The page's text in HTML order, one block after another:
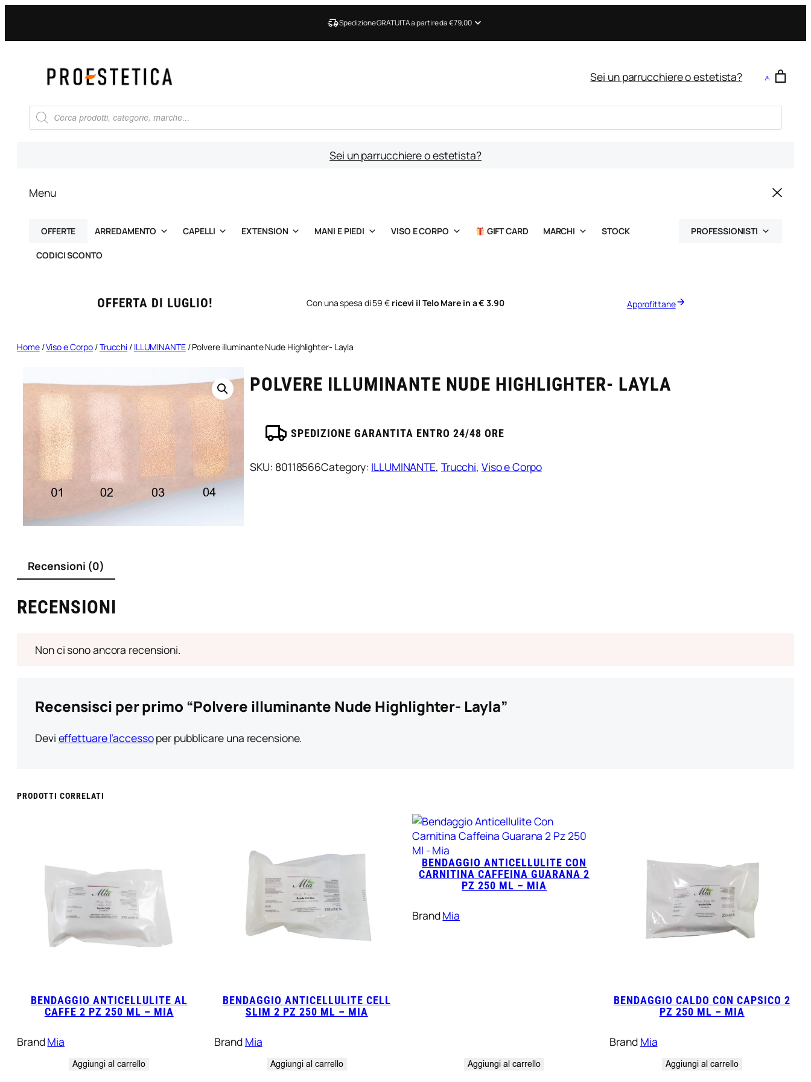
contenuto
Spedizione GRATUITA a partire da €79,00
Sei un parrucchiere o estetista?
Ricerca
prodotti
Sei un parrucchiere o estetista?
Menu
OFFERTE ARREDAMENTO CAPELLI EXTENSION MANI E PIEDI VISO E CORPO GIFT CARD MARCHI STOCK PROFESSIONISTI
CODICI SCONTO
OFFERTA DI LUGLIO! Con una spesa di 59 € ricevi il Telo Mare in a € 3.90 Approfittane
Home/Viso e Corpo /Trucchi / ILLUMINANTE/ Polvere illuminante Nude Highlighter- Layla
POLVERE ILLUMINANTE NUDE HIGHLIGHTER- LAYLA
SPEDIZIONE GARANTITA ENTRO 24/48 ORE
SKU: 80118566Category: ILLUMINANTE, Trucchi, Viso e Corpo
Recensioni (0)
RECENSIONI
Non ci sono ancora recensioni.
Recensisci per primo “Polvere illuminante Nude Highlighter- Layla”
Devi effettuare l’accessoper pubblicare una recensione.
PRODOTTI CORRELATI
BENDAGGIO ANTICELLULITE AL
CAFFE 2 PZ 250 ML – MIA
BrandMia
Aggiungi al carrello
BENDAGGIO ANTICELLULITE CELL
SLIM 2 PZ 250 ML – MIA
Brand Mia
Aggiungi al carrello
BENDAGGIO ANTICELLULITE CON
CARNITINA CAFFEINA GUARANA 2
PZ 250 ML – MIA
BrandMia
Aggiungi al carrello
BENDAGGIO CALDO CON CAPSICO 2
PZ 250 ML – MIA
Brand Mia
Aggiungi al carrello